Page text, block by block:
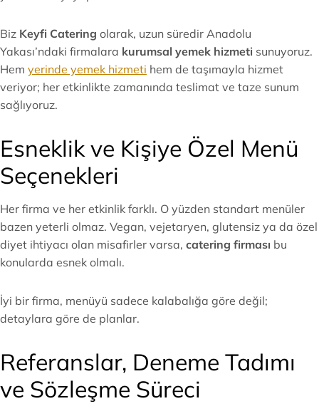
Biz Keyfi Catering olarak, uzun süredir Anadolu
Yakası’ndaki firmalara kurumsal yemek hizmeti sunuyoruz.
Hem yerinde yemek hizmeti hem de taşımayla hizmet
veriyor; her etkinlikte zamanında teslimat ve taze sunum
sağlıyoruz.
Esneklik ve Kişiye Özel Menü
Seçenekleri
Her firma ve her etkinlik farklı. O yüzden standart menüler
bazen yeterli olmaz. Vegan, vejetaryen, glutensiz ya da özel
diyet ihtiyacı olan misafirler varsa, catering firması bu
konularda esnek olmalı.
İyi bir firma, menüyü sadece kalabalığa göre değil;
detaylara göre de planlar.
Referanslar, Deneme Tadımı
ve Sözleşme Süreci